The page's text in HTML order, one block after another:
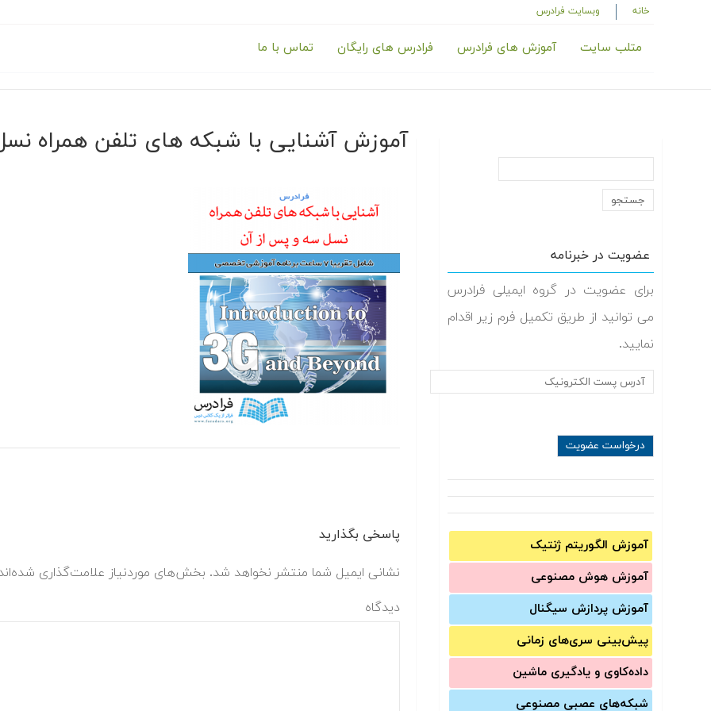
خانه وبسایت فرادرس
متلب سایت آموزش های فرادرس فرادرس های رایگان تماس با ما
عضویت در خبرنامه
برای عضویت در گروه ایمیلی فرادرس
می توانید از طریق تکمیل فرم زیر اقدام
نمایید.
آموزش الگوریتم ژنتیک
آموزش‌ هوش مصنوعی
آموزش‌ پردازش سیگنال
پیش‌‌بینی سری‌‌های زمانی
داده‌کاوی و یادگیری ماشین
شبکه‌های عصبی مصنوعی
آموزش آشنایی با شبکه های تلفن همراه
پاسخی بگذارید
نشانی ایمیل شما منتشر نخواهد شد. بخش‌های موردنیاز علامت‌گذاری
دیدگاه